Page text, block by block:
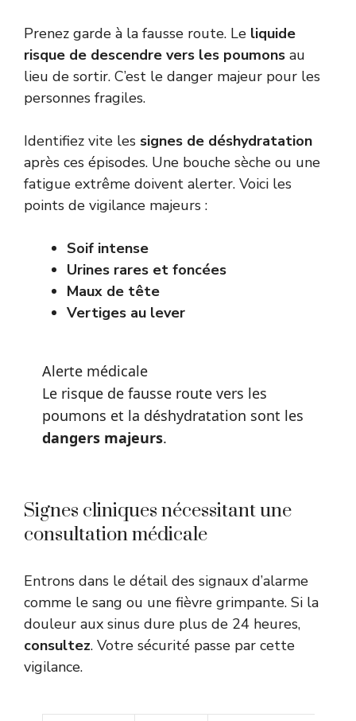
Prenez garde à la fausse route. Le liquide
risque de descendre vers les poumons au
lieu de sortir. C’est le danger majeur pour les
personnes fragiles.
Identifiez vite les signes de déshydratation
après ces épisodes. Une bouche sèche ou une
fatigue extrême doivent alerter. Voici les
points de vigilance majeurs :
Soif intense
Urines rares et foncées
Maux de tête
Vertiges au lever
Alerte médicale
Le risque de fausse route vers les
poumons et la déshydratation sont les
dangers majeurs.
Signes cliniques nécessitant une
consultation médicale
Entrons dans le détail des signaux d’alarme
comme le sang ou une fièvre grimpante. Si la
douleur aux sinus dure plus de 24 heures,
consultez. Votre sécurité passe par cette
vigilance.